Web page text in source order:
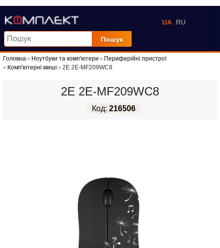
UA RU
Пошук
Головна Ноутбуки та комп'ютери
Периферійні пристрої
Комп'ютерні миші
2E 2E-MF209WC8
2E 2E-MF209WC8
Код: 216506